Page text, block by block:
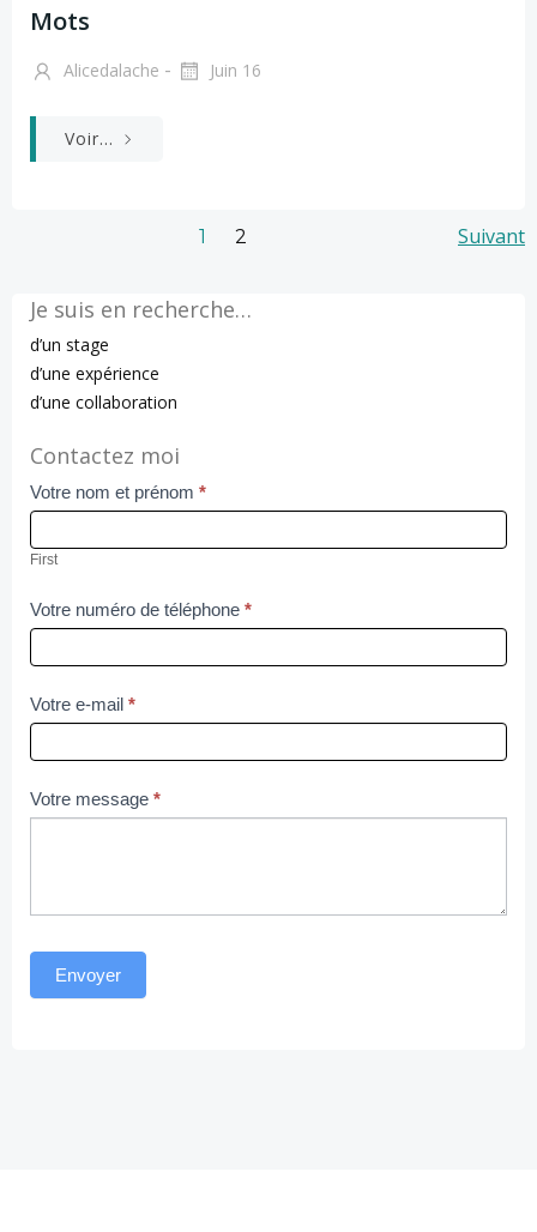
Mots
Alicedalache - Juin 16
Voir...
Navigation
des
articles
Navigation
des
articles
Page
1 Page
2 Suivant
Je suis en recherche…
d’un stage
d’une expérience
d’une collaboration
Contactez moi
Contact
Votre nom et prénom *
First
Votre numéro de téléphone *
Votre e-mail *
Votre message *
Envoyer